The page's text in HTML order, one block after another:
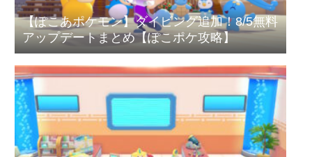
【ぽこあポケモン】ダイビング追加！8/5無料
アップデートまとめ【ぽこポケ攻略】